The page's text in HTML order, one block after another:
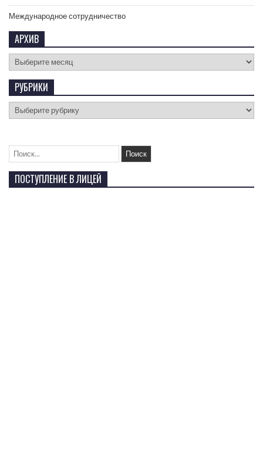
Международное сотрудничество
АРХИВ
РУБРИКИ
ПОСТУПЛЕНИЕ В ЛИЦЕЙ